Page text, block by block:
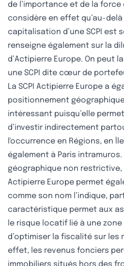
de l’importance et de la force
considère en effet qu’au-delà
capitalisation d’une SCPI est
renseigne également sur la
d’Actipierre Europe. On peut
une SCPI dite cœur de
La SCPI Actipierre Europe a
positionnement
intéressant puisqu’elle
d’investir indirectement
l'occurrence en Régions, en
également à Paris
géographique non restrictive,
Actipierre Europe permet
comme son nom l’indique,
caractéristique permet aux
le risque locatif lié à une
d’optimiser la fiscalité sur les
effet, les revenus fonciers